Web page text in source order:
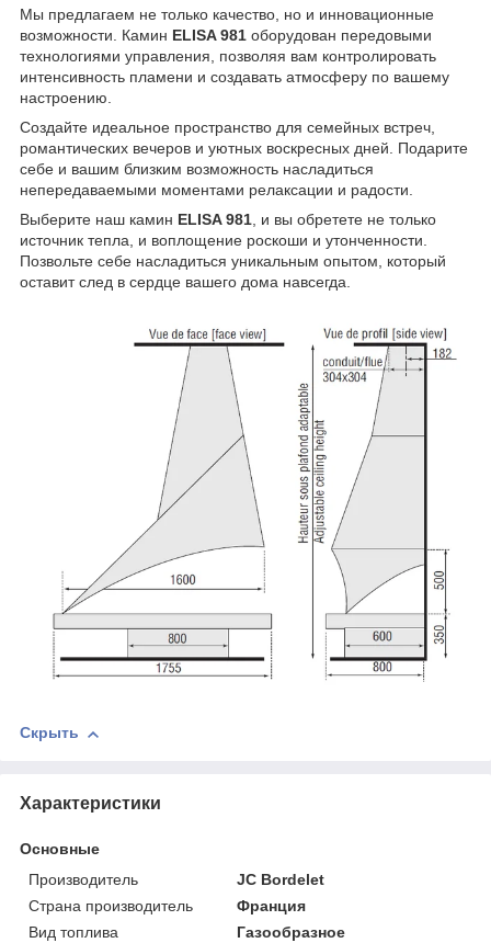
Мы предлагаем не только качество, но и инновационные
возможности. Камин ELISA 981 оборудован передовыми
технологиями управления, позволяя вам контролировать
интенсивность пламени и создавать атмосферу по вашему
настроению.
Создайте идеальное пространство для семейных встреч,
романтических вечеров и уютных воскресных дней. Подарите
себе и вашим близким возможность насладиться
непередаваемыми моментами релаксации и радости.
Выберите наш камин ELISA 981 , и вы обретете не только
источник тепла, и воплощение роскоши и утонченности.
Позвольте себе насладиться уникальным опытом, который
оставит след в сердце вашего дома навсегда.
Скрыть
Характеристики
Основные
Производитель
JC Bordelet
Страна производитель
Франция
Вид топлива
Газообразное